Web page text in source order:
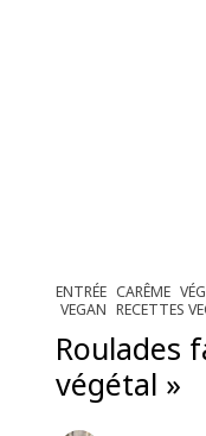
ENTRÉE CARÊME
VEGAN RECETTES
Roulades
végétal »